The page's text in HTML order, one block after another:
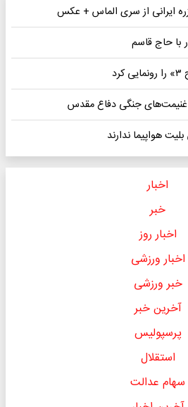
ایرانی از سری الماس + عکس
با حاج قاسم
غنیمت‌های جنگی دفاع مقدس
اخبار
خبر
اخبار روز
اخبار ورزشی
خبر ورزشی
آخرین خبر
پرسپولیس
استقلال
سهام عدالت